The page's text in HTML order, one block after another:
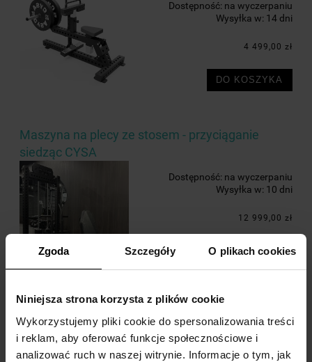
Zgoda Szczegóły O plikach cookies
Niniejsza strona korzysta z plików cookie
Wykorzystujemy pliki cookie do spersonalizowania treści
i reklam, aby oferować funkcje społecznościowe i
analizować ruch w naszej witrynie. Informacje o tym, jak
Dostępność: na wyczerpaniu
Wysyłka w: 14 dni
4 499,00 zł
DO KOSZYKA
Maszyna na plecy ze stosem - przyciąganie
siedząc CYSA
Dostępność: na wyczerpaniu
Wysyłka w: 10 dni
12 999,00 zł
DO KOSZYKA
Maszyna na prostowanie i uginanie nóg CYSA